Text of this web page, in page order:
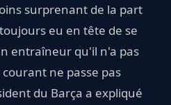
surprenant de la part
eu en tête de se
entraîneur qu'il n'a pas
ne passe pas
du Barça a expliqué